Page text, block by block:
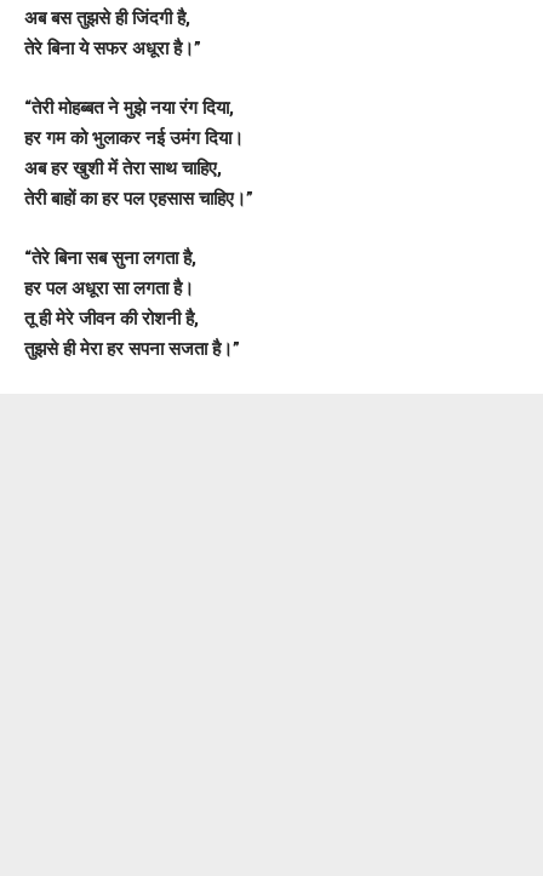
अब बस तुझसे ही जिंदगी है,
तेरे बिना ये सफर अधूरा है।”
“तेरी मोहब्बत ने मुझे नया रंग दिया,
हर गम को भुलाकर नई उमंग दिया।
अब हर खुशी में तेरा साथ चाहिए,
तेरी बाहों का हर पल एहसास चाहिए।”
“तेरे बिना सब सुना लगता है,
हर पल अधूरा सा लगता है।
तू ही मेरे जीवन की रोशनी है,
तुझसे ही मेरा हर सपना सजता है।”